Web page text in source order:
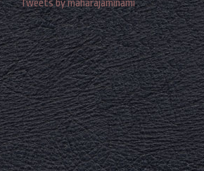
Tweets by maharajaminami